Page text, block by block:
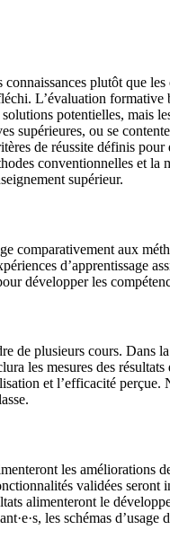
plutôt que
L’évaluation
potentielles, mais
supérieures, ou se
de réussite définis
conventionnelles et la
supérieur.
comparativement aux
d’apprentissage
développer les
plusieurs cours. Dans
les mesures des
et l’efficacité
les améliorations
validées
alimenteront le
les schémas